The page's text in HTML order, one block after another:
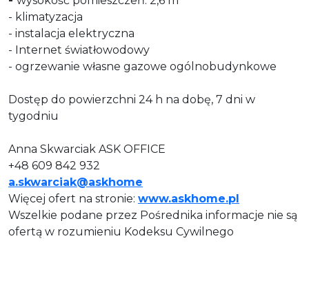
- klimatyzacja
- instalacja elektryczna
- Internet światłowodowy
- ogrzewanie własne gazowe ogólnobudynkowe
Dostęp do powierzchni 24 h na dobę, 7 dni w
tygodniu
Anna Skwarciak ASK OFFICE
+48 609 842 932
a.skwarciak@askhome
Więcej ofert na stronie: www.askhome.pl
Wszelkie podane przez Pośrednika informacje nie są
ofertą w rozumieniu Kodeksu Cywilnego